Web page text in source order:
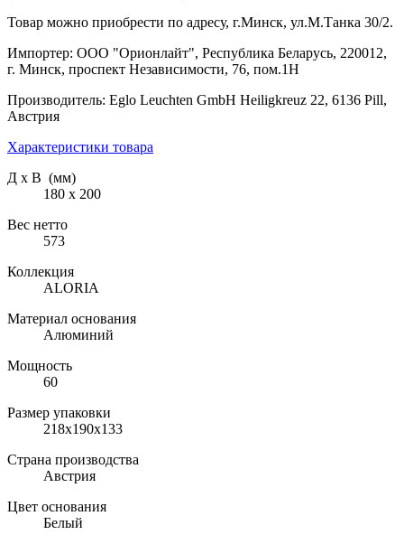
Товар можно приобрести по адресу, г.Минск, ул.М.Танка 30/2.
Импортер: ООО "Орионлайт", Республика Беларусь, 220012,
г. Минск, проспект Независимости, 76, пом.1Н
Производитель: Eglo Leuchten GmbH Heiligkreuz 22, 6136 Pill,
Австрия
Характеристики товара
Д х В (мм)
180 х 200
Вес нетто
573
Коллекция
ALORIA
Материал основания
Алюминий
Мощность
60
Размер упаковки
218х190х133
Страна производства
Австрия
Цвет основания
Белый